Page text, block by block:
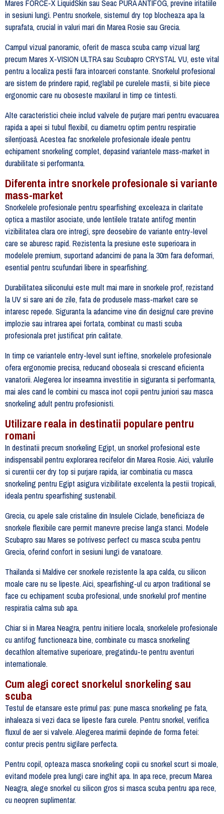
Mares FORCE-X LiquidSkin sau Seac PURA ANTIFOG, previne iritatiile
in sesiuni lungi. Pentru snorkele, sistemul dry top blocheaza apa la
suprafata, crucial in valuri mari din Marea Rosie sau Grecia.
Campul vizual panoramic, oferit de masca scuba camp vizual larg
precum Mares X-VISION ULTRA sau Scubapro CRYSTAL VU, este vital
pentru a localiza pestii fara intoarceri constante. Snorkelul profesional
are sistem de prindere rapid, reglabil pe curelele mastii, si bite piece
ergonomic care nu oboseste maxilarul in timp ce tintesti.
Alte caracteristici cheie includ valvele de purjare mari pentru evacuarea
rapida a apei si tubul flexibil, cu diametru optim pentru respiratie
silențioasă. Acestea fac snorkelele profesionale ideale pentru
echipament snorkeling complet, depasind variantele mass-market in
durabilitate si performanta.
Diferenta intre snorkele profesionale si variante
mass-market
Snorkelele profesionale pentru spearfishing exceleaza in claritate
optica a mastilor asociate, unde lentilele tratate antifog mentin
vizibilitatea clara ore intregi, spre deosebire de variante entry-level
care se aburesc rapid. Rezistenta la presiune este superioara in
modelele premium, suportand adancimi de pana la 30m fara deformari,
esential pentru scufundari libere in spearfishing.
Durabilitatea siliconului este mult mai mare in snorkele prof, rezistand
la UV si sare ani de zile, fata de produsele mass-market care se
intaresc repede. Siguranta la adancime vine din designul care previne
implozie sau intrarea apei fortata, combinat cu masti scuba
profesionala pret justificat prin calitate.
In timp ce variantele entry-level sunt ieftine, snorkelele profesionale
ofera ergonomie precisa, reducand oboseala si crescand eficienta
vanatorii. Alegerea lor inseamna investitie in siguranta si performanta,
mai ales cand le combini cu masca inot copii pentru juniori sau masca
snorkeling adult pentru profesionisti.
Utilizare reala in destinatii populare pentru
romani
In destinatii precum snorkeling Egipt, un snorkel profesional este
indispensabil pentru explorarea recifelor din Marea Rosie. Aici, valurile
si curentii cer dry top si purjare rapida, iar combinatia cu masca
snorkeling pentru Egipt asigura vizibilitate excelenta la pestii tropicali,
ideala pentru spearfishing sustenabil.
Grecia, cu apele sale cristaline din Insulele Ciclade, beneficiaza de
snorkele flexibile care permit manevre precise langa stanci. Modele
Scubapro sau Mares se potrivesc perfect cu masca scuba pentru
Grecia, oferind confort in sesiuni lungi de vanatoare.
Thailanda si Maldive cer snorkele rezistente la apa calda, cu silicon
moale care nu se lipeste. Aici, spearfishing-ul cu arpon traditional se
face cu echipament scuba profesional, unde snorkelul prof mentine
respiratia calma sub apa.
Chiar si in Marea Neagra, pentru initiere locala, snorkelele profesionale
cu antifog functioneaza bine, combinate cu masca snorkeling
decathlon alternative superioare, pregatindu-te pentru aventuri
internationale.
Cum alegi corect snorkelul snorkeling sau
scuba
Testul de etansare este primul pas: pune masca snorkeling pe fata,
inhaleaza si vezi daca se lipeste fara curele. Pentru snorkel, verifica
fluxul de aer si valvele. Alegerea marimii depinde de forma fetei:
contur precis pentru sigilare perfecta.
Pentru copil, opteaza masca snorkeling copii cu snorkel scurt si moale,
evitand modele prea lungi care inghit apa. In apa rece, precum Marea
Neagra, alege snorkel cu silicon gros si masca scuba pentru apa rece,
cu neopren suplimentar.